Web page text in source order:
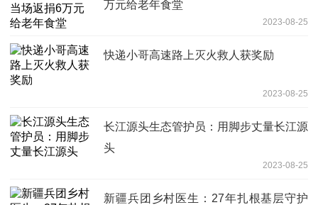
万元给老年食堂
2023-08-25
快递小哥高速路上灭火救人获奖励
2023-08-25
长江源头生态管护员：用脚步丈量长江源
头
2023-08-25
新疆兵团乡村医生：27年扎根基层守护